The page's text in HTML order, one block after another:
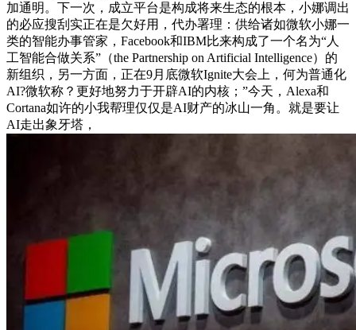
加通明。下一次，成立平台是构成将来生态的根本，小娜调出
的必应搜刮实正在是欠好用，代办署理：供给诸如微软小娜一
类的智能办事管家，Facebook和IBM比来构成了一个名为“人
工智能合做关系”（the Partnership on Artificial Intelligence）的
新组织，另一方面，正在9月底微软Ignite大会上，何为普通化
AI?微软称？更好地努力于开辟AI的内核；”今天，Alexa和
Cortana如许的小我帮理仅仅是AI财产的冰山一角。就是要让
AI走出象牙塔，